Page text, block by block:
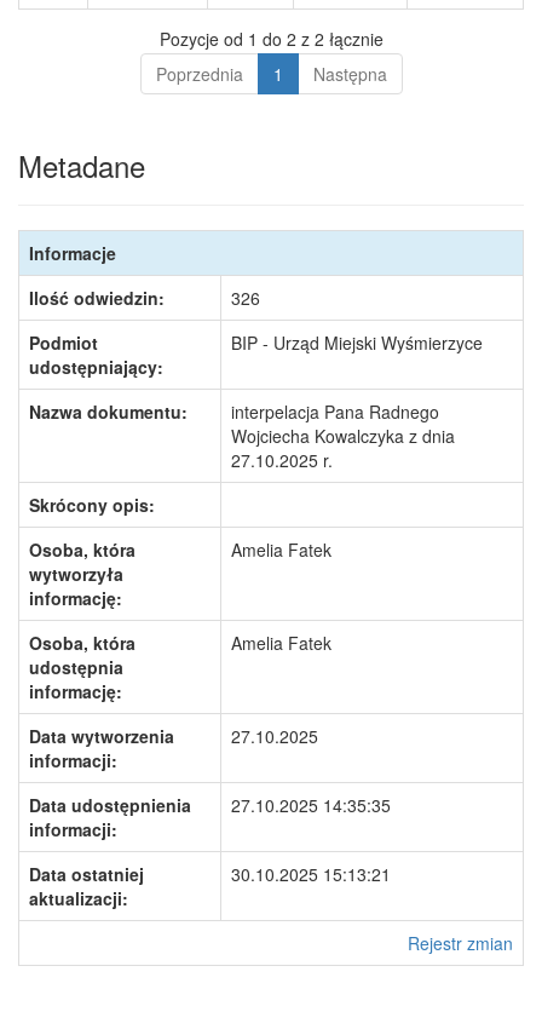
Pozycje od 1 do 2 z 2 łącznie
Poprzednia
1 Następna
Metadane
Informacje
Ilość odwiedzin:
326
Podmiot
udostępniający:
BIP - Urząd Miejski Wyśmierzyce
Nazwa dokumentu:
interpelacja Pana Radnego
Wojciecha Kowalczyka z dnia
27.10.2025 r.
Skrócony opis:
Osoba, która
wytworzyła
informację:
Amelia Fatek
Osoba, która
udostępnia
informację:
Amelia Fatek
Data wytworzenia
informacji:
27.10.2025
Data udostępnienia
informacji:
27.10.2025 14:35:35
Data ostatniej
aktualizacji:
30.10.2025 15:13:21
Rejestr zmian